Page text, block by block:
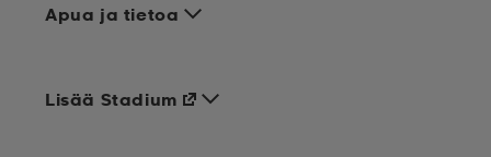
Apua ja tietoa
Lisää Stadium